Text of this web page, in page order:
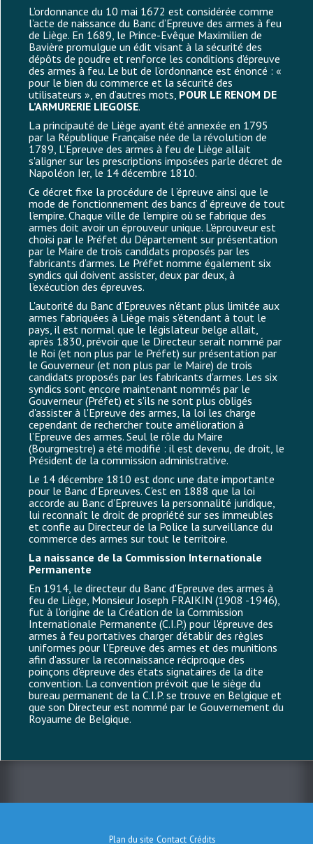
L’ordonnance du 10 mai 1672 est considérée comme
l’acte de naissance du Banc d’Epreuve des armes à feu
de Liège. En 1689, le Prince-Evêque Maximilien de
Bavière promulgue un édit visant à la sécurité des
dépôts de poudre et renforce les conditions d’épreuve
des armes à feu. Le but de l’ordonnance est énoncé : «
pour le bien du commerce et la sécurité des
utilisateurs », en d’autres mots, POUR LE RENOM DE
L’ARMURERIE LIEGOISE.
La principauté de Liège ayant été annexée en 1795
par la République Française née de la révolution de
1789, L’Epreuve des armes à feu de Liège allait
s'aligner sur les prescriptions imposées parle décret de
Napoléon Ier, le 14 décembre 1810.
Ce décret fixe la procédure de l ’épreuve ainsi que le
mode de fonctionnement des bancs d’ épreuve de tout
l’empire. Chaque ville de l'empire où se fabrique des
armes doit avoir un éprouveur unique. L'éprouveur est
choisi par le Préfet du Département sur présentation
par le Maire de trois candidats proposés par les
fabricants d’armes. Le Préfet nomme également six
syndics qui doivent assister, deux par deux, à
l’exécution des épreuves.
L'autorité du Banc d'Epreuves n'étant plus limitée aux
armes fabriquées à Liège mais s’étendant à tout le
pays, il est normal que le législateur belge allait,
après 1830, prévoir que le Directeur serait nommé par
le Roi (et non plus par le Préfet) sur présentation par
le Gouverneur (et non plus par le Maire) de trois
candidats proposés par les fabricants d'armes. Les six
syndics sont encore maintenant nommés par le
Gouverneur (Préfet) et s'ils ne sont plus obligés
d'assister à l'Epreuve des armes, la loi les charge
cependant de rechercher toute amélioration à
l’Epreuve des armes. Seul le rôle du Maire
(Bourgmestre) a été modifié : il est devenu, de droit, le
Président de la commission administrative.
Le 14 décembre 1810 est donc une date importante
pour le Banc d'Epreuves. C'est en 1888 que la loi
accorde au Banc d’Epreuves la personnalité juridique,
lui reconnaît le droit de propriété sur ses immeubles
et confie au Directeur de la Police la surveillance du
commerce des armes sur tout le territoire.
La naissance de la Commission Internationale
Permanente
En 1914, le directeur du Banc d'Epreuve des armes à
feu de Liège, Monsieur Joseph FRAIKIN (1908 -1946),
fut à l'origine de la Création de la Commission
Internationale Permanente (C.I.P.) pour l'épreuve des
armes à feu portatives charger d’établir des règles
uniformes pour l'Epreuve des armes et des munitions
afin d'assurer la reconnaissance réciproque des
poinçons d'épreuve des états signataires de la dite
convention. La convention prévoit que le siège du
bureau permanent de la C.I.P. se trouve en Belgique et
que son Directeur est nommé par le Gouvernement du
Royaume de Belgique.
Plan du site Contact Crédits